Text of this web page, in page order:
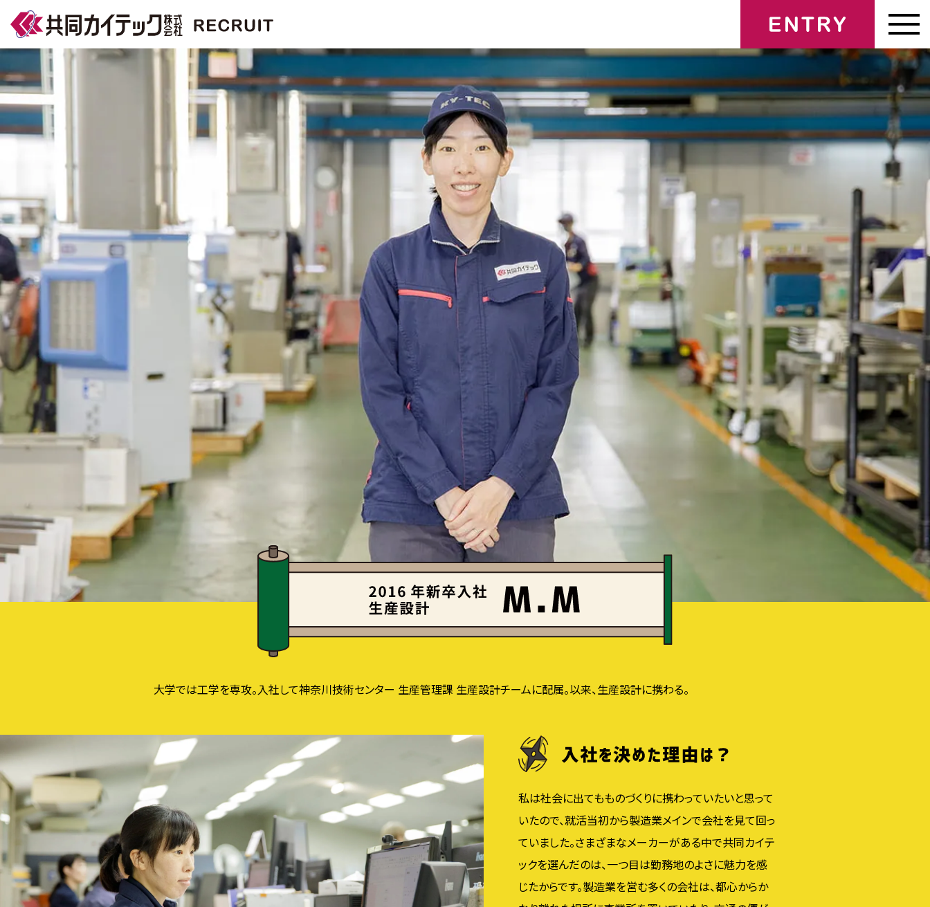
大学では工学を専攻。入社して神奈川技術センター 生産管理課 生産設計チームに配属。以来、生産設計に携わる。
私は社会に出てもものづくりに携わっていたいと思って
いたので、就活当初から製造業メインで会社を見て回っ
ていました。さまざまなメーカーがある中で共同カイテ
ックを選んだのは、一つ目は勤務地のよさに魅力を感
じたからです。製造業を営む多くの会社は、都心からか